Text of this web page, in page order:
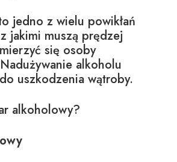
jedno z wielu powikłań
jakimi muszą prędzej
się osoby
alkoholu
uszkodzenia wątroby.
alkoholowy?